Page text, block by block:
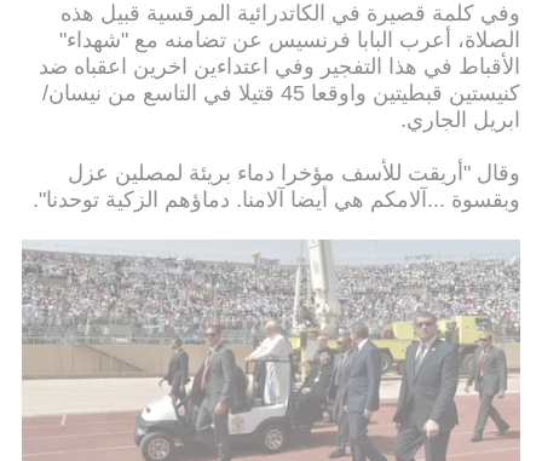
وفي كلمة قصيرة في الكاتدرائية المرقسية قبيل هذه
الصلاة، أعرب البابا فرنسيس عن تضامنه مع "شهداء"
الأقباط في هذا التفجير وفي اعتداءين اخرين اعقباه ضد
كنيستين قبطيتين واوقعا 45 قتيلا في التاسع من نيسان/
ابريل الجاري.
وقال "أريقت للأسف مؤخرا دماء بريئة لمصلين عزل
وبقسوة ...آلامكم هي أيضا آلامنا. دماؤهم الزكية توحدنا".